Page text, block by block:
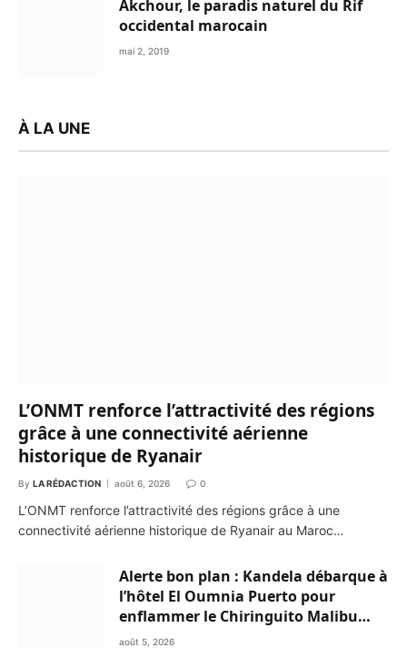
Akchour, le paradis naturel du Rif
occidental marocain
mai 2, 2019
À LA UNE
L’ONMT renforce l’attractivité des régions
grâce à une connectivité aérienne
historique de Ryanair
By LA RÉDACTION août 6, 2026 0
L’ONMT renforce l’attractivité des régions grâce à une
connectivité aérienne historique de Ryanair au Maroc…
Alerte bon plan : Kandela débarque à
l’hôtel El Oumnia Puerto pour
enflammer le Chiringuito Malibu
Club
août 5, 2026